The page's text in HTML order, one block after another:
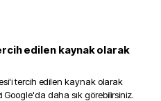
edilen kaynak olarak
'i tercih edilen kaynak olarak
daha sık görebilirsiniz.